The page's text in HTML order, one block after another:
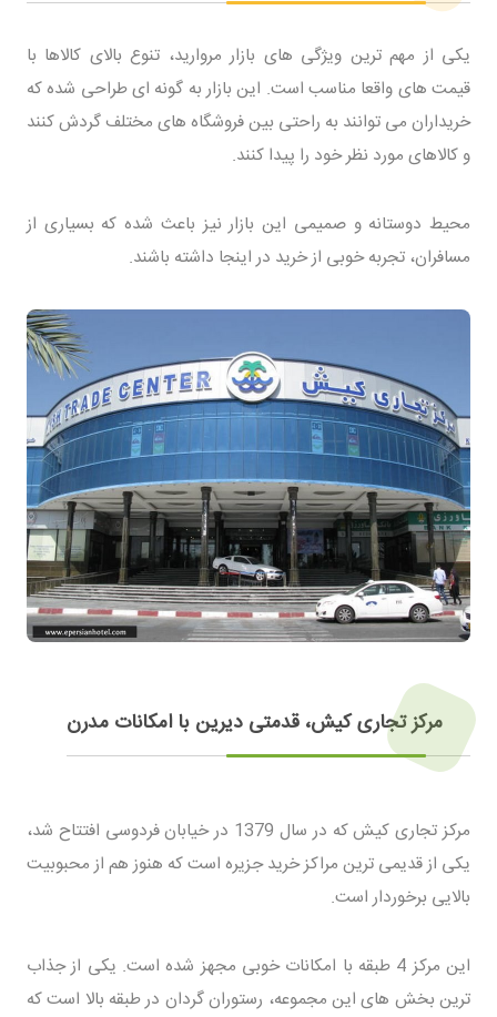
یکی از مهم ترین ویژگی های بازار مروارید، تنوع بالای کالاها با
قیمت های واقعا مناسب است. این بازار به گونه ای طراحی شده که
خریداران می توانند به راحتی بین فروشگاه های مختلف گردش کنند
و کالاهای مورد نظر خود را پیدا کنند.
محیط دوستانه و صمیمی این بازار نیز باعث شده که بسیاری از
مسافران، تجربه خوبی از خرید در اینجا داشته باشند.
مرکز تجاری کیش، قدمتی دیرین با امکانات مدرن
مرکز تجاری کیش که در سال 1379 در خیابان فردوسی افتتاح شد،
یکی از قدیمی ترین مراکز خرید جزیره است که هنوز هم از محبوبیت
بالایی برخوردار است.
این مرکز 4 طبقه با امکانات خوبی مجهز شده است. یکی از جذاب
ترین بخش های این مجموعه، رستوران گردان در طبقه بالا است که